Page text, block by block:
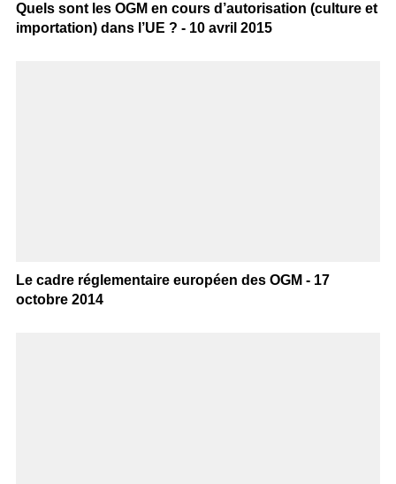
Quels sont les OGM en cours d’autorisation (culture et
importation) dans l’UE ? - 10 avril 2015
Le cadre réglementaire européen des OGM - 17
octobre 2014